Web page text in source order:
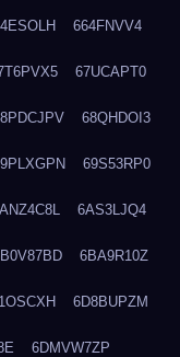
664FNVV4
67UCAPT0
68QHDOI3
69S53RP0
6AS3LJQ4
6BA9R10Z
6D8BUPZM
6DMVW7ZP